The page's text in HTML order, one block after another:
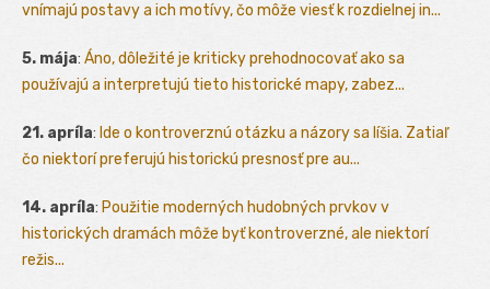
vnímajú postavy a ich motívy, čo môže viesť k rozdielnej in...
5. mája: Áno, dôležité je kriticky prehodnocovať ako sa
používajú a interpretujú tieto historické mapy, zabez...
21. apríla: Ide o kontroverznú otázku a názory sa líšia. Zatiaľ
čo niektorí preferujú historickú presnosť pre au...
14. apríla: Použitie moderných hudobných prvkov v
historických dramách môže byť kontroverzné, ale niektorí
režis...